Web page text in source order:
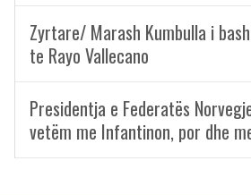
Zyrtare/ Marash Kumbulla i
te Rayo Vallecano
Presidentja e Federatës
vetëm me Infantinon, por dhe